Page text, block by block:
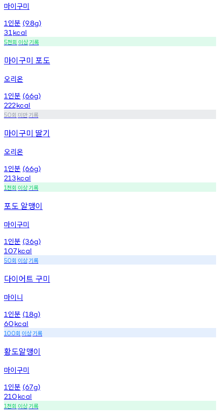
마이구미
1 인분 (9.8g)
31 kcal
5천회 이상기록
마이구미 포도
오리온
1 인분 (66g)
222kcal
50회 미만기록
마이구미 딸기
오리온
1 인분 (66g)
213kcal
1천회 이상기록
포도 알맹이
마이구미
1 인분 (36g)
107kcal
50회 이상기록
다이어트 구미
마이니
1 인분 (18g)
60kcal
100회 이상기록
황도알맹이
마이구미
1 인분 (67g)
210kcal
1천회 이상기록